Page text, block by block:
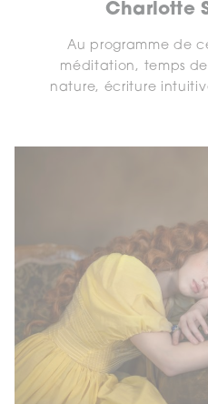
Charlotte
Au programme de
méditation, temps
nature, écriture